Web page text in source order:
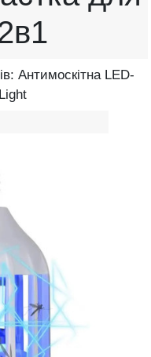
Антимоскітна LED-